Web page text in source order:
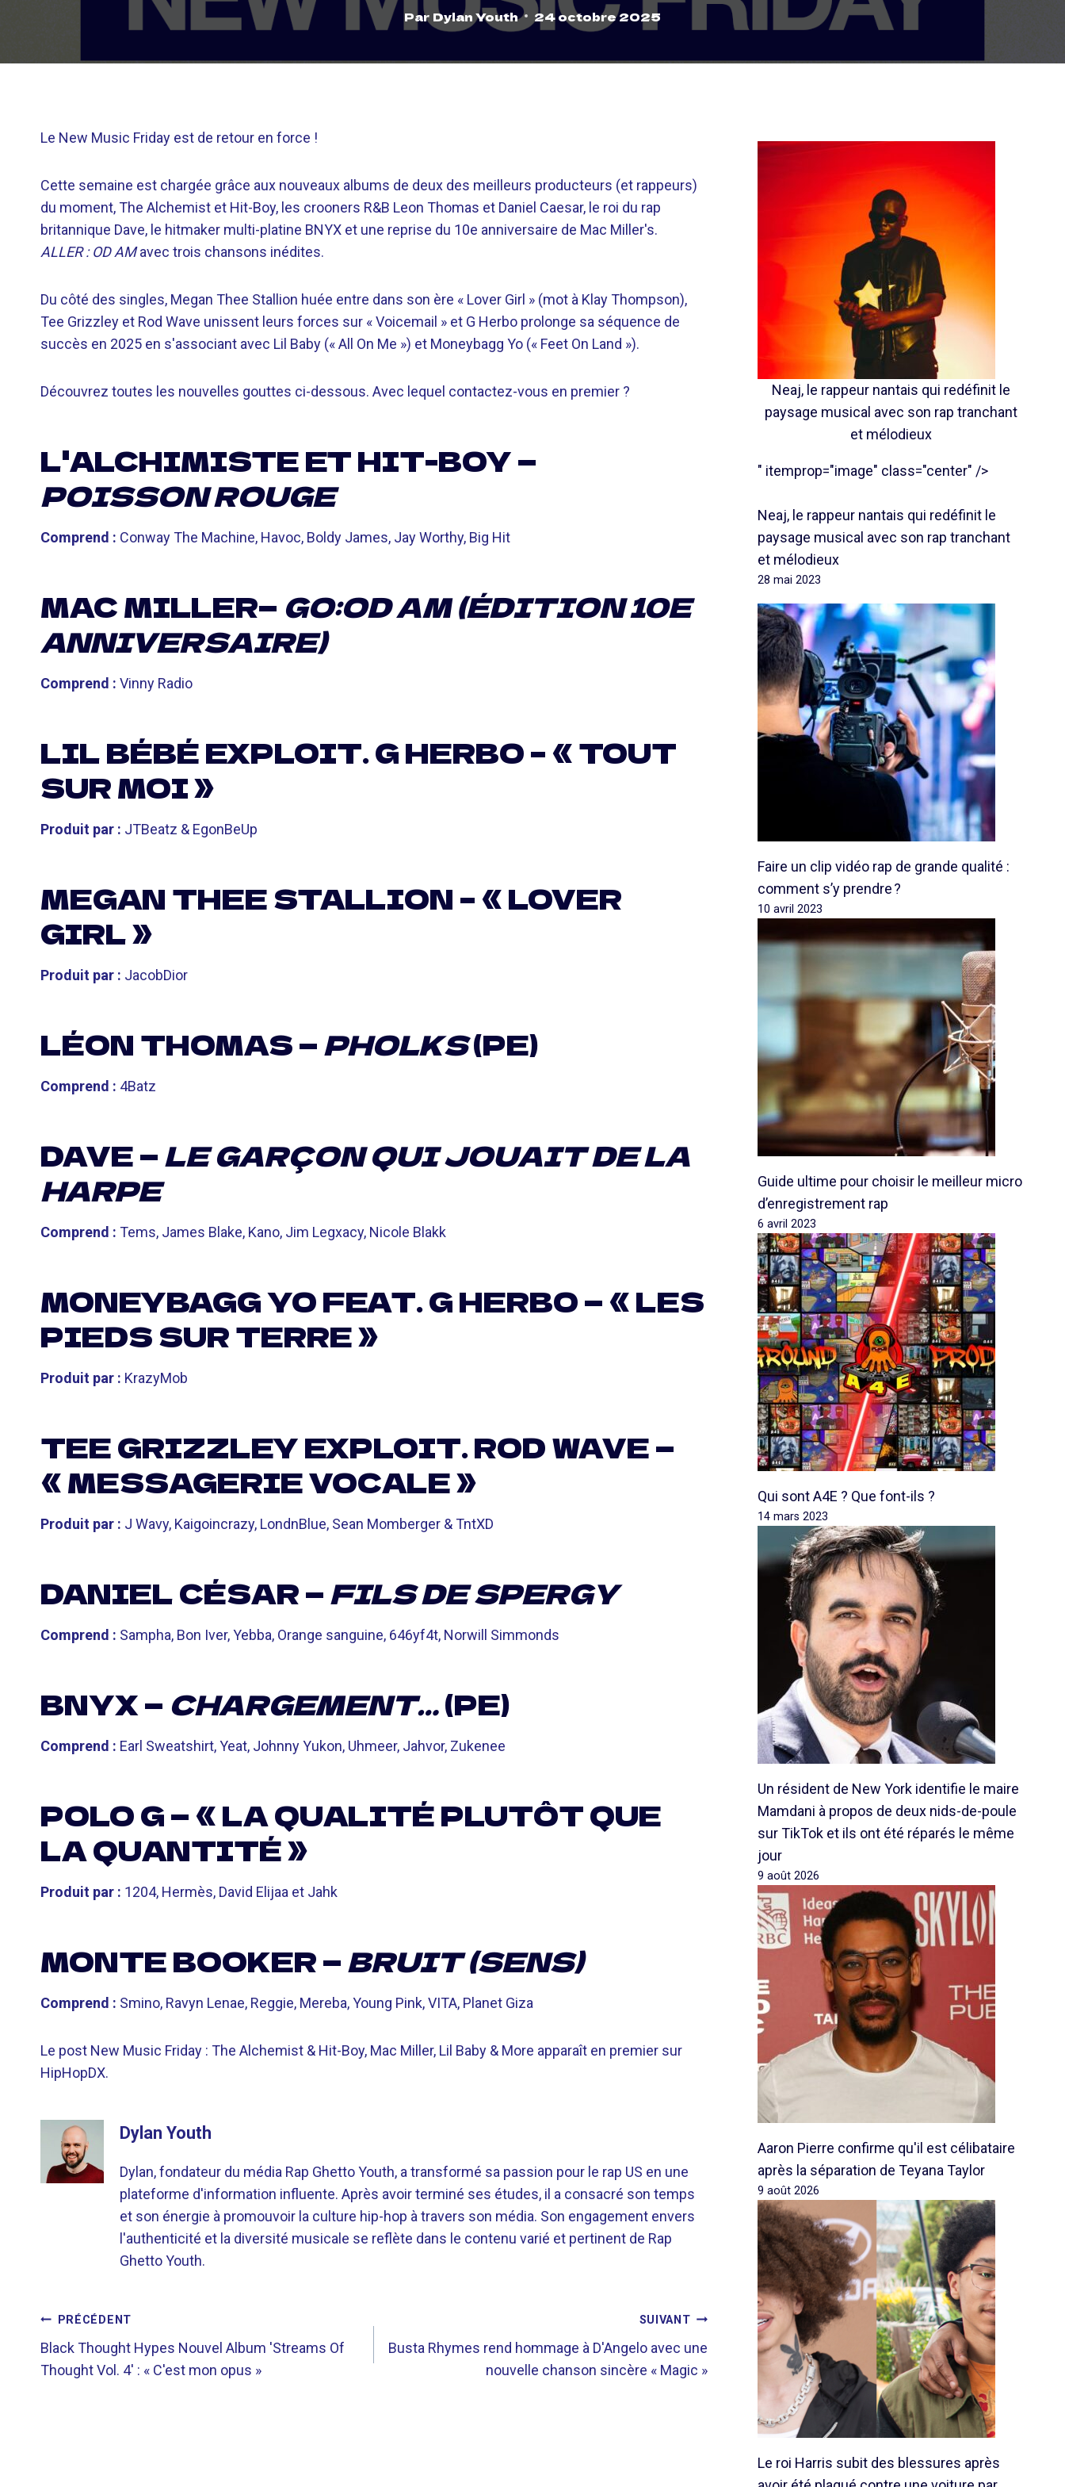
Par Dylan Youth 24 octobre 2025
Le New Music Friday est de retour en force !
Cette semaine est chargée grâce aux nouveaux albums de deux des meilleurs producteurs (et rappeurs)
du moment, The Alchemist et Hit-Boy, les crooners R&B Leon Thomas et Daniel Caesar, le roi du rap
britannique Dave, le hitmaker multi-platine BNYX et une reprise du 10e anniversaire de Mac Miller's.
ALLER : OD AMavec trois chansons inédites.
Du côté des singles, Megan Thee Stallion huée entre dans son ère « Lover Girl » (mot à Klay Thompson),
Tee Grizzley et Rod Wave unissent leurs forces sur « Voicemail » et G Herbo prolonge sa séquence de
succès en 2025 en s'associant avec Lil Baby (« All On Me ») et Moneybagg Yo (« Feet On Land »).
Découvrez toutes les nouvelles gouttes ci-dessous. Avec lequel contactez-vous en premier ?
L'ALCHIMISTE ET HIT-BOY —
POISSON ROUGE
Comprend : Conway The Machine, Havoc, Boldy James, Jay Worthy, Big Hit
MAC MILLER— GO:OD AM (ÉDITION 10E
ANNIVERSAIRE)
Comprend : Vinny Radio
LIL BÉBÉ EXPLOIT. G HERBO – « TOUT
SUR MOI »
Produit par : JTBeatz & EgonBeUp
MEGAN THEE STALLION – « LOVER
GIRL »
Produit par : JacobDior
LÉON THOMAS —PHOLKS(PE)
Comprend : 4Batz
DAVE —LE GARÇON QUI JOUAIT DE LA
HARPE
Comprend : Tems, James Blake, Kano, Jim Legxacy, Nicole Blakk
MONEYBAGG YO FEAT. G HERBO — « LES
PIEDS SUR TERRE »
Produit par : KrazyMob
TEE GRIZZLEY EXPLOIT. ROD WAVE —
« MESSAGERIE VOCALE »
Produit par : J Wavy, Kaigoincrazy, LondnBlue, Sean Momberger & TntXD
DANIEL CÉSAR —FILS DE SPERGY
Comprend : Sampha, Bon Iver, Yebba, Orange sanguine, 646yf4t, Norwill Simmonds
BNYX — CHARGEMENT…(PE)
Comprend : Earl Sweatshirt, Yeat, Johnny Yukon, Uhmeer, Jahvor, Zukenee
POLO G — « LA QUALITÉ PLUTÔT QUE
LA QUANTITÉ »
Produit par : 1204, Hermès, David Elijaa et Jahk
MONTE BOOKER —BRUIT (SENS)
Comprend : Smino, Ravyn Lenae, Reggie, Mereba, Young Pink, VITA, Planet Giza
Le post New Music Friday : The Alchemist & Hit-Boy, Mac Miller, Lil Baby & More apparaît en premier sur
HipHopDX.
Dylan Youth
Dylan, fondateur du média Rap Ghetto Youth, a transformé sa passion pour le rap US en une
plateforme d'information influente. Après avoir terminé ses études, il a consacré son temps
et son énergie à promouvoir la culture hip-hop à travers son média. Son engagement envers
l'authenticité et la diversité musicale se reflète dans le contenu varié et pertinent de Rap
Ghetto Youth.
NAVIGATION
DE
PRÉCÉDENT
Black Thought Hypes Nouvel Album 'Streams Of
Thought Vol. 4' : « C'est mon opus »
SUIVANT
Busta Rhymes rend hommage à D'Angelo avec une
nouvelle chanson sincère « Magic »
Neaj, le rappeur nantais qui redéfinit le
paysage musical avec son rap tranchant
et mélodieux
" itemprop="image" class="center" />
Neaj, le rappeur nantais qui redéfinit le
paysage musical avec son rap tranchant
et mélodieux
28 mai 2023
Faire un clip vidéo rap de grande qualité :
comment s’y prendre ?
10 avril 2023
Guide ultime pour choisir le meilleur micro
d’enregistrement rap
6 avril 2023
Qui sont A4E ? Que font-ils ?
14 mars 2023
Un résident de New York identifie le maire
Mamdani à propos de deux nids-de-poule
sur TikTok et ils ont été réparés le même
jour
9 août 2026
Aaron Pierre confirme qu'il est célibataire
après la séparation de Teyana Taylor
9 août 2026
Le roi Harris subit des blessures après